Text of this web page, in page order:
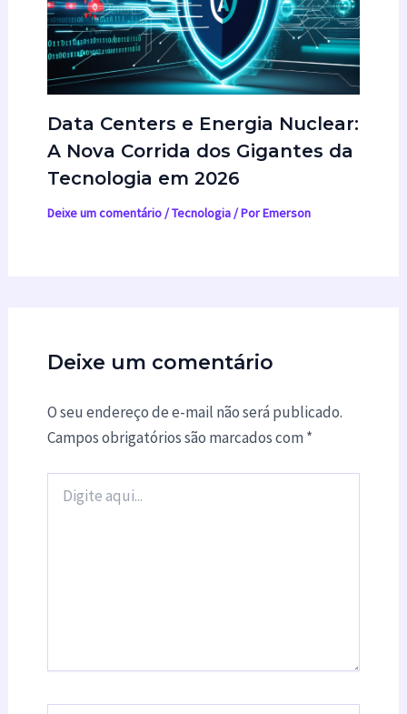
Data Centers e Energia Nuclear:
A Nova Corrida dos Gigantes da
Tecnologia em 2026
Deixe um comentário/Tecnologia/ PorEmerson
Deixe um comentário
O seu endereço de e-mail não será publicado.
Campos obrigatórios são marcados com*
aqui...